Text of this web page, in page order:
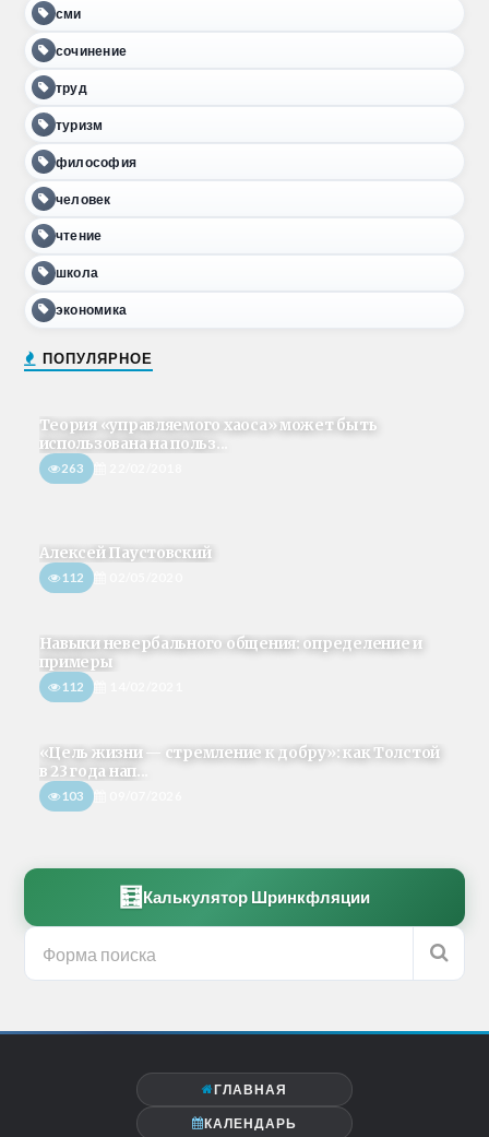
сми
сочинение
труд
туризм
философия
человек
чтение
школа
экономика
ПОПУЛЯРНОЕ
Теория «управляемого хаоса» может быть
использована на польз...
263
Алексей Паустовский
112
Навыки невербального общения: определение и
примеры
112
«Цель жизни — стремление к добру»: как Толстой
в 23 года нап...
103
🧮 Калькулятор Шринкфляции
ГЛАВНАЯ
КАЛЕНДАРЬ